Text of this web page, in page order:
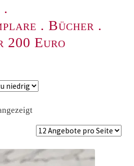
.
. Bücher .
200 Euro